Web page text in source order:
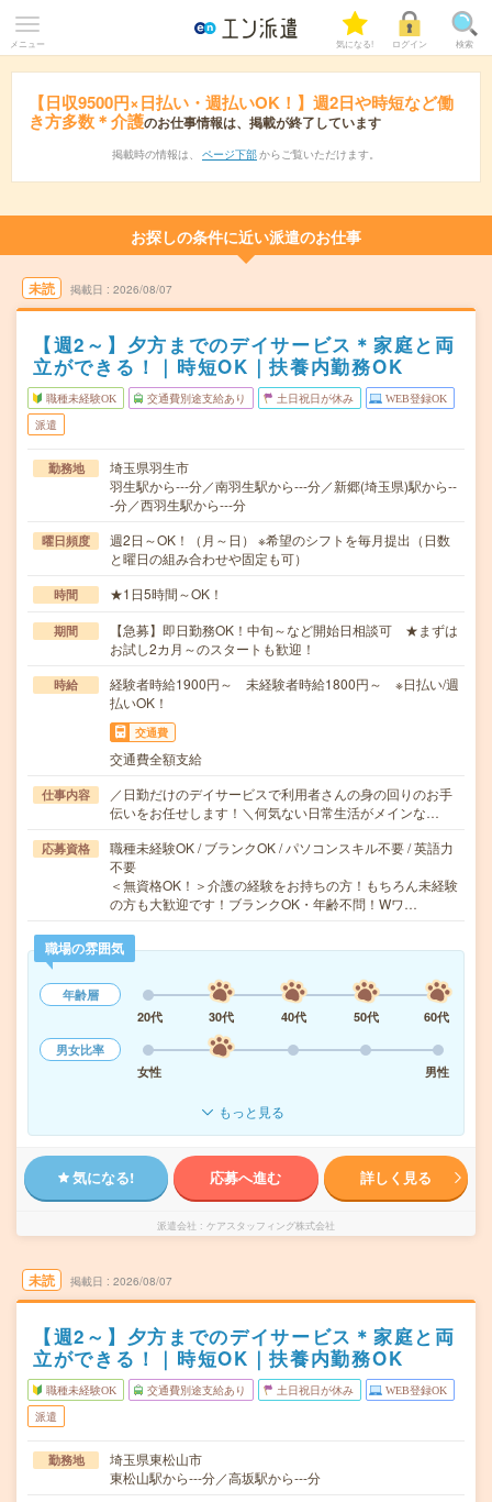
メニュー 気になる! ログイン 検索
【日収9500円×日払い・週払いOK！】週2日や時短など働
き方多数＊介護のお仕事情報は、掲載が終了しています
掲載時の情報は、 ページ下部 からご覧いただけます。
お探しの条件に近い派遣のお仕事
未読 掲載日 2026/08/07
【週2～】夕方までのデイサービス＊家庭と両
立ができる！｜時短OK｜扶養内勤務OK
職種未経験OK 交通費別途支給あり 土日祝日が休み WEB登録OK
派遣
勤務地
埼玉県羽生市
羽生駅から---分／南羽生駅から---分／新郷(埼玉県)駅から--
-分／西羽生駅から---分
曜日頻度
週2日～OK！（月～日） ※希望のシフトを毎月提出（日数
と曜日の組み合わせや固定も可）
時間 ★1日5時間～OK！
期間
【急募】即日勤務OK！中旬～など開始日相談可 ★まずは
お試し2カ月～のスタートも歓迎！
時給
経験者時給1900円～ 未経験者時給1800円～ ※日払い/週
払いOK！
交通費
交通費全額支給
仕事内容
／日勤だけのデイサービスで利用者さんの身の回りのお手
伝いをお任せします！＼何気ない日常生活がメインな…
応募資格
職種未経験OK / ブランクOK / パソコンスキル不要 / 英語力
不要
＜無資格OK！＞介護の経験をお持ちの方！もちろん未経験
の方も大歓迎です！ブランクOK・年齢不問！Wワ…
職場の雰囲気
年齢層
20代
30代 40代 50代
60代
男女比率
女性
男性
もっと見る
気になる! 応募へ進む 詳しく見る
派遣会社 ケアスタッフィング株式会社
未読 掲載日 2026/08/07
【週2～】夕方までのデイサービス＊家庭と両
立ができる！｜時短OK｜扶養内勤務OK
職種未経験OK 交通費別途支給あり 土日祝日が休み WEB登録OK
派遣
勤務地
埼玉県東松山市
東松山駅から---分／高坂駅から---分